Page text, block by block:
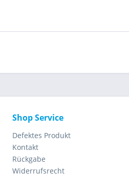
Shop Service
Defektes Produkt
Kontakt
Rückgabe
Widerrufsrecht